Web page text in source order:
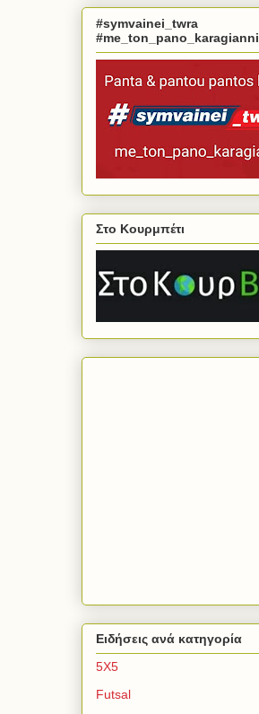
#symvainei_twra
#me_ton_pano_karagianni
Στο Κουρμπέτι
Ειδήσεις ανά κατηγορία
5Χ5
Futsal